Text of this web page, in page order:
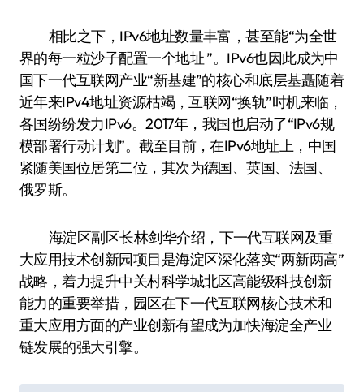
相比之下，IPv6地址数量丰富，甚至能“为全世
界的每一粒沙子配置一个地址 ”。IPv6也因此成为中
国下一代互联网产业“新基建”的核心和底层基矗随着
近年来IPv4地址资源枯竭，互联网“换轨”时机来临，
各国纷纷发力IPv6。2017年，我国也启动了“IPv6规
模部署行动计划”。截至目前，在IPv6地址上，中国
紧随美国位居第二位，其次为德国、英国、法国、
俄罗斯。
海淀区副区长林剑华介绍，下一代互联网及重
大应用技术创新园项目是海淀区深化落实“两新两高”
战略，着力提升中关村科学城北区高能级科技创新
能力的重要举措，园区在下一代互联网核心技术和
重大应用方面的产业创新有望成为加快海淀全产业
链发展的强大引擎。